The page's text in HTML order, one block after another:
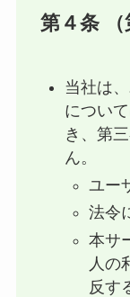
第４条 （
当社は
につい
き、第
ん。
ユー
法令
本サ
人の
反す